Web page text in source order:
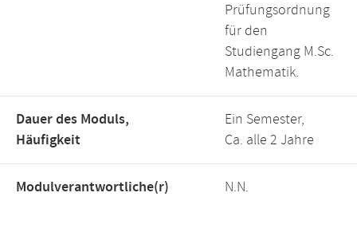
Prüfungsordnung
für den
Studiengang M.Sc.
Mathematik.
Dauer des Moduls,
Häufigkeit
Ein Semester,
Ca. alle 2 Jahre
Modulverantwortliche(r) N.N.